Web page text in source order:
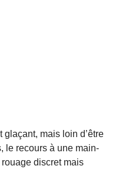
glaçant, mais loin d’être
le recours à une main-
discret mais